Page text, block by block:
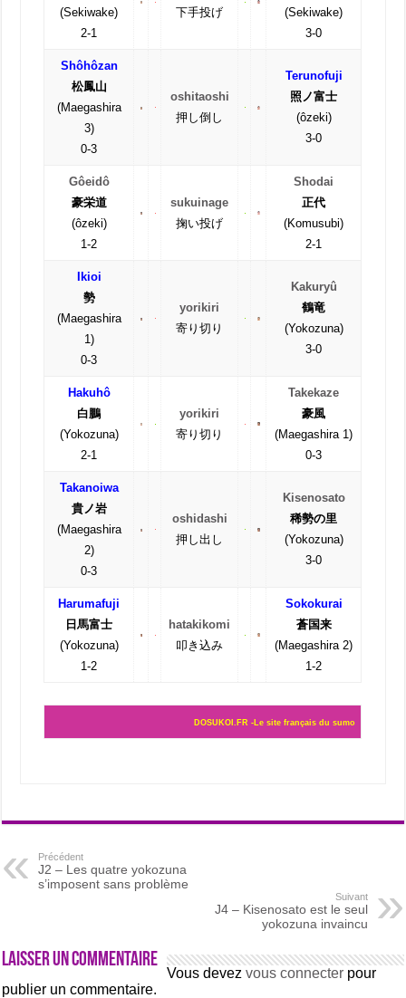
(Sekiwake)
2-1
下手投げ
(Sekiwake)
3-0
Shôhôzan
松鳳山
(Maegashira
3)
0-3
oshitaoshi
押し倒し
Terunofuji
照ノ富士
(ôzeki)
3-0
Gôeidô
豪栄道
(ôzeki)
1-2
sukuinage
掬い投げ
Shodai
正代
(Komusubi)
2-1
Ikioi
勢
(Maegashira
1)
0-3
yorikiri
寄り切り
Kakuryû
鶴竜
(Yokozuna)
3-0
Hakuhô
白鵬
(Yokozuna)
2-1
yorikiri
寄り切り
Takekaze
豪風
(Maegashira 1)
0-3
Takanoiwa
貴ノ岩
(Maegashira
2)
0-3
oshidashi
押し出し
Kisenosato
稀勢の里
(Yokozuna)
3-0
Harumafuji
日馬富士
(Yokozuna)
1-2
hatakikomi
叩き込み
Sokokurai
蒼国来
(Maegashira 2)
1-2
DOSUKOI.FR -Le site français du sumo
Précédent
J2 – Les quatre yokozuna
s’imposent sans problème
Suivant
J4 – Kisenosato est le seul
yokozuna invaincu
Laisser un commentaire
Vous devezvous connecter pour
publier un commentaire.